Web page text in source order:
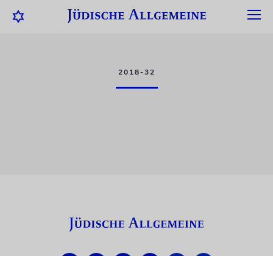
2018-32